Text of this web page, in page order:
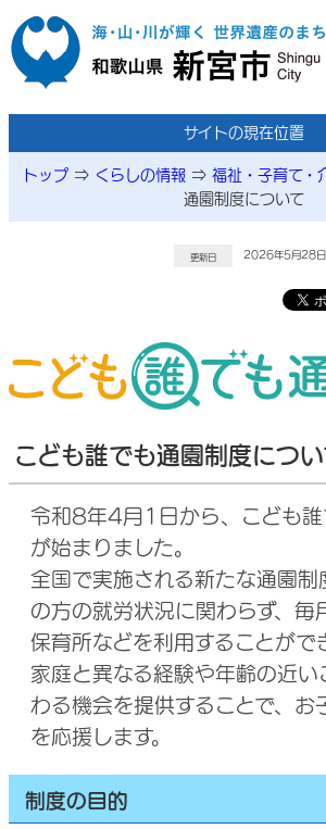
本文へ移動
サイトの現在位置
トップ ⇒ くらしの情報 ⇒ 福祉・子育て・
通園制度について
更新日 2026年5月28
こども誰でも通園制度につ
令和8年4月1日から、こども誰
が始まりました。
全国で実施される新たな通園制
の方の就労状況に関わらず、
保育所などを利用することがで
家庭と異なる経験や年齢の近い
わる機会を提供することで、お
を応援します。
制度の目的